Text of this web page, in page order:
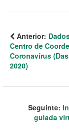
Anterior:
Centro de
Coronavírus
2020)
Seguinte:
guiada